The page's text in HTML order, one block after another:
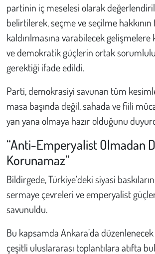
partinin iç meselesi olarak
belirtilerek, seçme ve seçilme
kaldırılmasına varabilecek
ve demokratik güçlerin ortak
gerektiği ifade edildi.
Parti, demokrasiyi savunan tüm
masa başında değil, sahada ve fiili
yan yana olmaya hazır olduğunu
“Anti-Emperyalist Olmadan
Korunamaz”
Bildirgede, Türkiye’deki siyasi
sermaye çevreleri ve emperyalist
savunuldu.
Bu kapsamda Ankara’da
çeşitli uluslararası toplantılara atıfta
Son Dakika
Kent
Eğlence